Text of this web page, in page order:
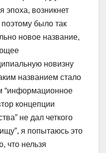
эпоха, возникнет
было так
новое название,
новизну
названием стало
“информационное
концепции
не дал четкого
я попытаюсь это
что нельзя